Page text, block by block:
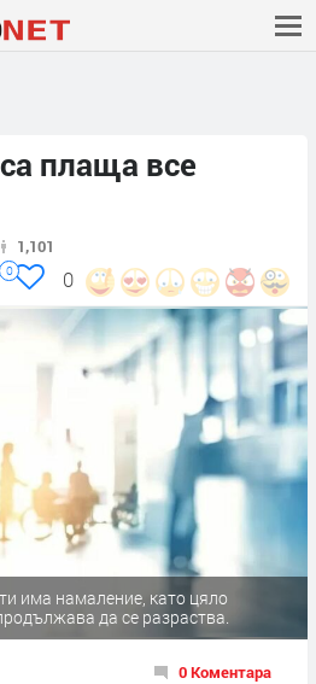
плаща все
1,101
0
0
има намаление, като цяло
да се разраства.
0 Коментара